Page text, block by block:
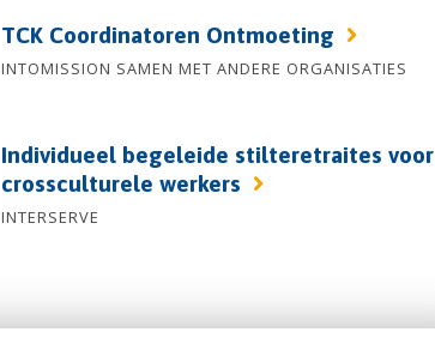
TCK Coordinatoren Ontmoeting
INTOMISSION SAMEN MET ANDERE ORGANISATIES
Individueel begeleide stilteretraites voor
crossculturele werkers
INTERSERVE